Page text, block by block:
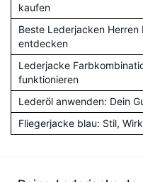
kaufen
Beste Lederjacken
entdecken
Lederjacke
funktionieren
Lederöl anwenden: Dein
Fliegerjacke blau: Stil,